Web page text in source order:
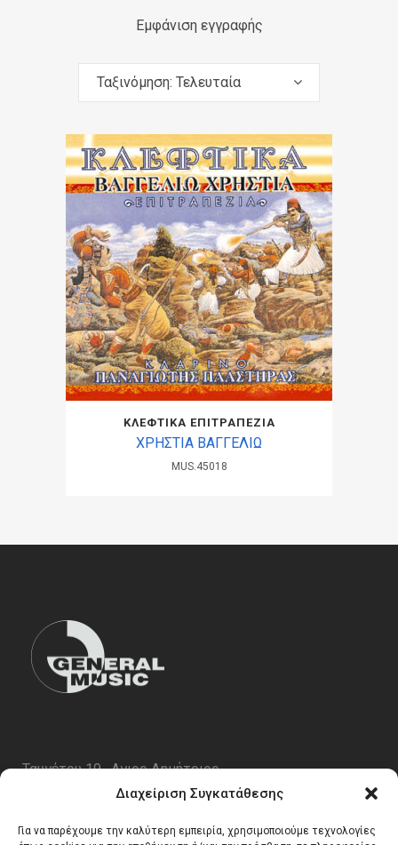
Διαχείριση Συγκατάθεσης
Για να παρέχουμε την καλύτερη εμπειρία, χρησιμοποιούμε τεχνολογίες
Εμφάνιση εγγραφής
Ταξινόμηση: Τελευταία
ΚΛΕΦΤΙΚΑ ΕΠΙΤΡΑΠΕΖΙΑ
ΧΡΗΣΤΙΑ ΒΑΓΓΕΛΙΩ
MUS.45018
Ταυγέτου 19 , Αγιος Δημήτριος
email:info@generalmusic.gr